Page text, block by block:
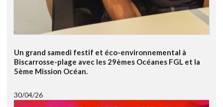
Un grand samedi festif et éco-environnemental à
Biscarrosse-plage avec les 29èmes Océanes FGL et la
5ème Mission Océan.
30/04/26